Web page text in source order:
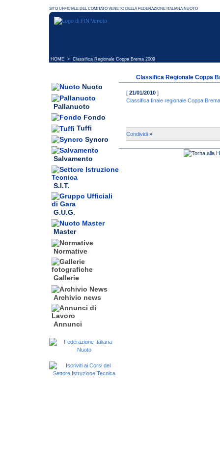
HOME > Classifica Regionale Coppa Brema 2009
Nuoto
Pallanuoto
Fondo
Tuffi
Syncro
Salvamento
S.I.T.
G.U.G.
Master
Normative
Gallerie
Archivio news
Annunci
Classifica Regionale Coppa
[ 21/01/2010 ]
Classifica finale regionale Coppa
Condividi »